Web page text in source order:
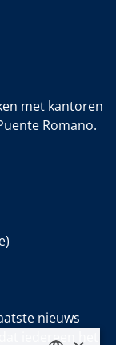
met kantoren
Romano.
nieuws
iedereen het